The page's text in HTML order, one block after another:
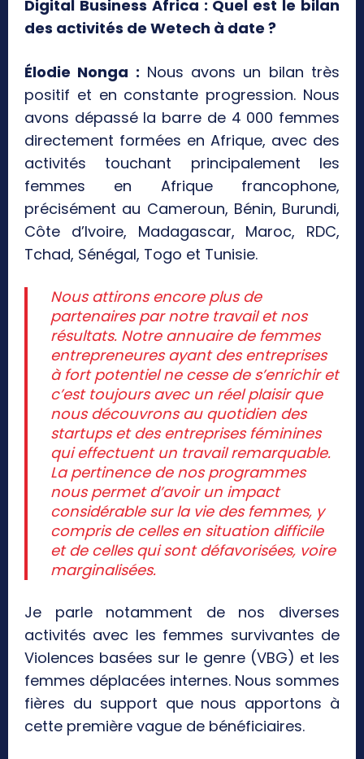
Digital Business Africa : Quel est le bilan
des activités de Wetech à date ?
Élodie Nonga : Nous avons un bilan très
positif et en constante progression. Nous
avons dépassé la barre de 4 000 femmes
directement formées en Afrique, avec des
activités touchant principalement les
femmes en Afrique francophone,
précisément au Cameroun, Bénin, Burundi,
Côte d’Ivoire, Madagascar, Maroc, RDC,
Tchad, Sénégal, Togo et Tunisie.
Nous attirons encore plus de
partenaires par notre travail et nos
résultats. Notre annuaire de femmes
entrepreneures ayant des entreprises
à fort potentiel ne cesse de s’enrichir et
c’est toujours avec un réel plaisir que
nous découvrons au quotidien des
startups et des entreprises féminines
qui effectuent un travail remarquable.
La pertinence de nos programmes
nous permet d’avoir un impact
considérable sur la vie des femmes, y
compris de celles en situation difficile
et de celles qui sont défavorisées, voire
marginalisées.
Je parle notamment de nos diverses
activités avec les femmes survivantes de
Violences basées sur le genre (VBG) et les
femmes déplacées internes. Nous sommes
fières du support que nous apportons à
cette première vague de bénéficiaires.